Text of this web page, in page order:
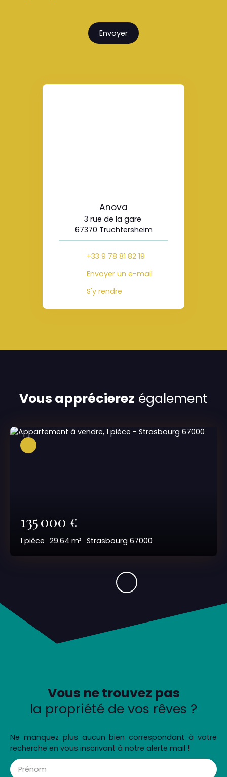
Envoyer
Anova
3 rue de la gare
67370 Truchtersheim
+33 9 78 81 82 19
Envoyer un e-mail
S'y rendre
Vous apprécierez également
135 000 €
1 pièce 29.64 m² Strasbourg 67000
Vous ne trouvez pas
la propriété de vos rêves ?
Ne manquez plus aucun bien correspondant à votre
recherche en vous inscrivant à notre alerte mail !
Prénom